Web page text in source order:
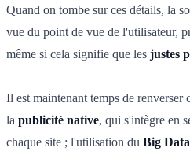
Quand on tombe sur ces détails, la
vue du point de vue de l'utilisateur,
même si cela signifie que les justes
Il est maintenant temps de renverser
la publicité native, qui s'intègre en
chaque site ; l'utilisation du Big Data